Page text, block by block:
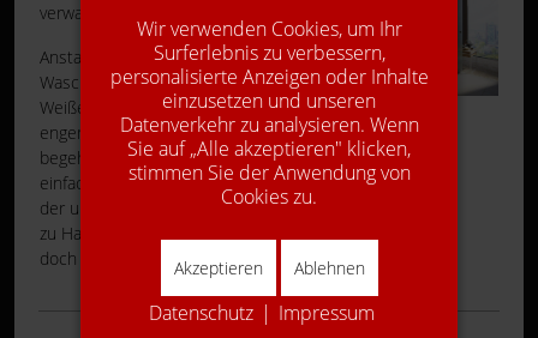
verwandeln?
Anstatt dem alten grünen
Waschbecken, ein modernes
Weißes, anstatt der kleinen
engen Dusche, eine große
begehbare Dusche oder
einfach einen Whirlpool anstatt
der unbequemen Badewanne
zu Hause zu haben…das wäre
doch was.
Wir verwenden Cookies, um Ihr
Surferlebnis zu verbessern,
personalisierte Anzeigen oder Inhalte
einzusetzen und unseren
Datenverkehr zu analysieren. Wenn
Sie auf „Alle akzeptieren" klicken,
stimmen Sie der Anwendung von
Cookies zu.
Akzeptieren Ablehnen
Datenschutz | Impressum